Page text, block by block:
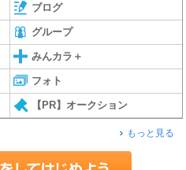
ブログ
グループ
みんカラ＋
フォト
【PR】オークション
もっと見る